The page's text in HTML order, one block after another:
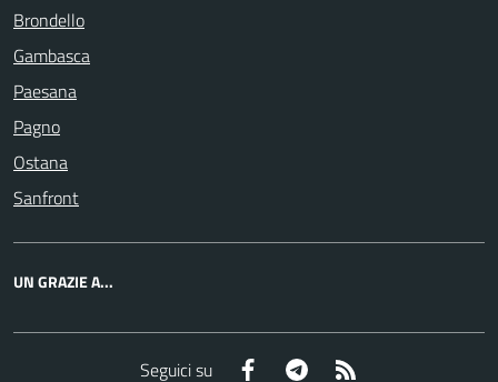
Brondello
Gambasca
Paesana
Pagno
Ostana
Sanfront
UN GRAZIE A...
Seguici su Facebook Telegram